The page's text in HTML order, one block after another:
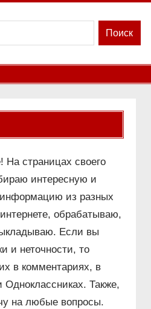
Поиск
На страницах своего
интересную и
из разных
обрабатываю,
Если вы
и неточности, то
в комментариях, в
Одноклассниках. Также,
на любые вопросы.